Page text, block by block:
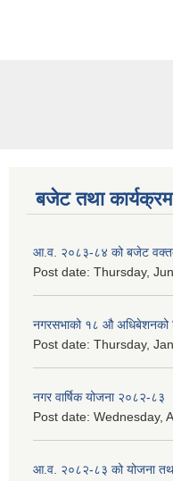
बजेट तथा कार्यक्रम
आ.व. २०८३-८४ को बजेट
Post date: Thursday,
नगरसभाको १८ औ अधिबेशनको
Post date: Thursday,
नगर वार्षिक योजना २०८२-८३
Post date: Wednesday,
आ.व. २०८२-८३ को योजना